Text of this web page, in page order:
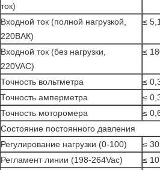
ток)
Входной ток (полной нагрузкой,
220ВАК)
≤
Входной ток (без нагрузки,
220VAC)
≤
Точность вольтметра
≤
Точность амперметра
≤
Точность моторомера
≤
Состояние постоянного давления
Регулирование нагрузки (0-100)
≤
Регламент линии (198-264Vac)
≤